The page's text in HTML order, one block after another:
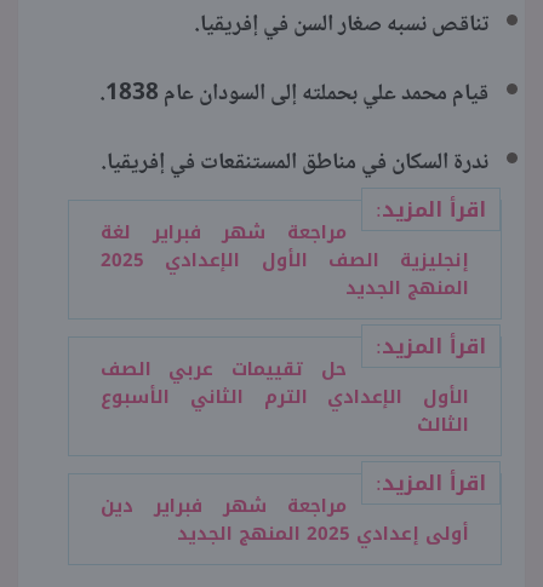
تناقص نسبه صغار السن في إفريقيا.
قيام محمد علي بحملته إلى السودان عام 1838.
ندرة السكان في مناطق المستنقعات في إفريقيا.
اقرأ المزيد:
مراجعة شهر فبراير لغة
إنجليزية الصف الأول الإعدادي 2025
المنهج الجديد
اقرأ المزيد:
حل تقييمات عربي الصف
الأول الإعدادي الترم الثاني الأسبوع
الثالث
اقرأ المزيد:
مراجعة شهر فبراير دين
أولى إعدادي 2025 المنهج الجديد